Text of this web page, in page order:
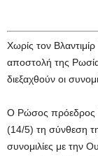
Χωρίς τον
αποστολή της
διεξαχθούν οι
Ο Ρώσος πρόεδρος
(14/5) τη σύνθεση
συνομιλίες με την